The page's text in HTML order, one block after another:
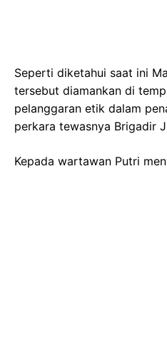
Seperti diketahui saat ini
tersebut diamankan di
pelanggaran etik dalam
perkara tewasnya Brigadir
Kepada wartawan Putri